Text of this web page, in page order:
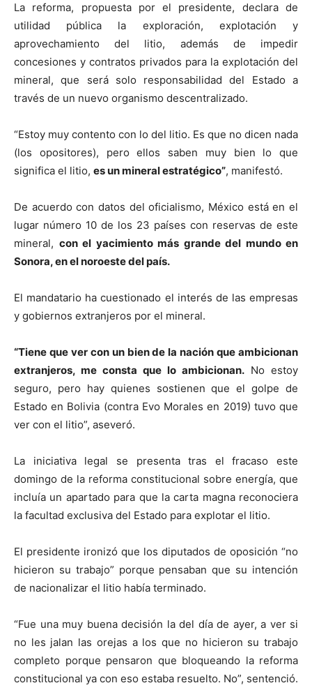
La reforma, propuesta por el presidente, declara de
utilidad pública la exploración, explotación y
aprovechamiento del litio, además de impedir
concesiones y contratos privados para la explotación del
mineral, que será solo responsabilidad del Estado a
través de un nuevo organismo descentralizado.
“Estoy muy contento con lo del litio. Es que no dicen nada
(los opositores), pero ellos saben muy bien lo que
significa el litio, es un mineral estratégico”, manifestó.
De acuerdo con datos del oficialismo, México está en el
lugar número 10 de los 23 países con reservas de este
mineral, con el yacimiento más grande del mundo en
Sonora, en el noroeste del país.
El mandatario ha cuestionado el interés de las empresas
y gobiernos extranjeros por el mineral.
“Tiene que ver con un bien de la nación que ambicionan
extranjeros, me consta que lo ambicionan. No estoy
seguro, pero hay quienes sostienen que el golpe de
Estado en Bolivia (contra Evo Morales en 2019) tuvo que
ver con el litio”, aseveró.
La iniciativa legal se presenta tras el fracaso este
domingo de la reforma constitucional sobre energía, que
incluía un apartado para que la carta magna reconociera
la facultad exclusiva del Estado para explotar el litio.
El presidente ironizó que los diputados de oposición “no
hicieron su trabajo” porque pensaban que su intención
de nacionalizar el litio había terminado.
“Fue una muy buena decisión la del día de ayer, a ver si
no les jalan las orejas a los que no hicieron su trabajo
completo porque pensaron que bloqueando la reforma
constitucional ya con eso estaba resuelto. No”, sentenció.